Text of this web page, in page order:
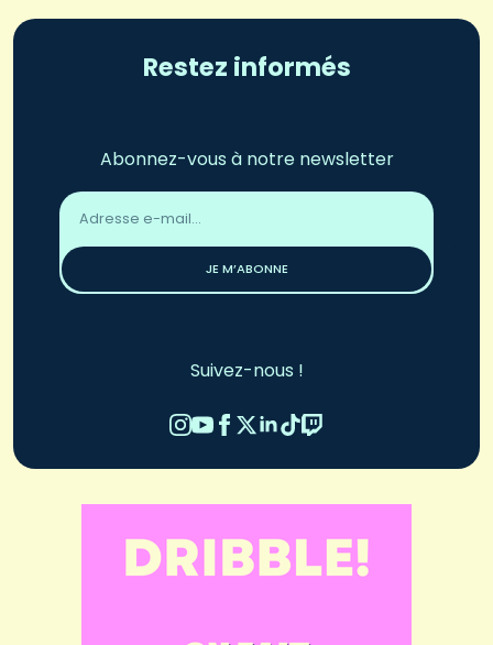
Restez informés
Abonnez-vous à notre newsletter
Adresse
email
JE M’ABONNE
Suivez-nous !